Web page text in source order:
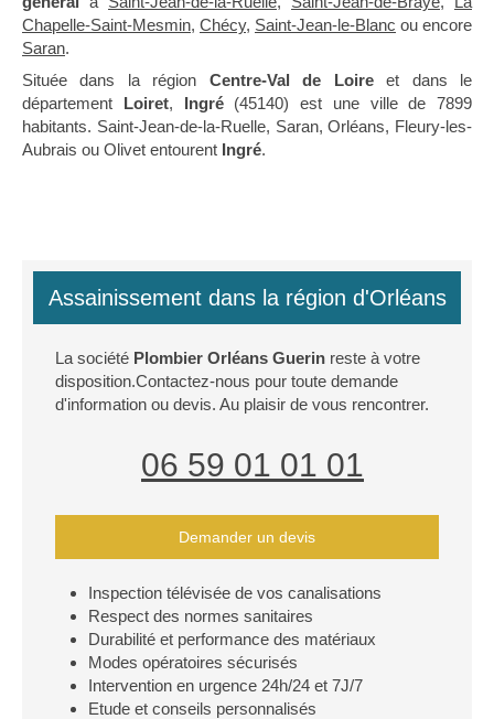
Chapelle-Saint-Mesmin, Chécy, Saint-Jean-le-Blanc ou encore
Saran.
Située dans la région Centre-Val de Loireet dans le
département Loiret, Ingré(45140) est une ville de 7899
habitants. Saint-Jean-de-la-Ruelle, Saran, Orléans, Fleury-les-
Aubrais ou Olivet entourent Ingré.
Assainissement dans la région d'Orléans
La société Plombier Orléans Guerin reste à votre
disposition.Contactez-nous pour toute demande
d'information ou devis. Au plaisir de vous rencontrer.
06 59 01 01 01
Demander un devis
Inspection télévisée de vos canalisations
Respect des normes sanitaires
Durabilité et performance des matériaux
Modes opératoires sécurisés
Intervention en urgence 24h/24 et 7J/7
Etude et conseils personnalisés